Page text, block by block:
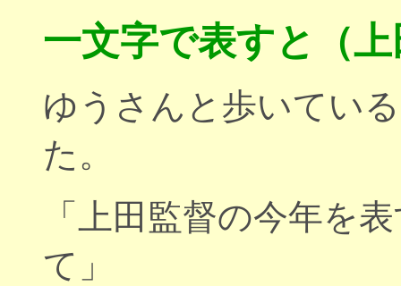
一文字で表すと（
ゆうさんと歩いてい
た。
「上田監督の今年を
て」